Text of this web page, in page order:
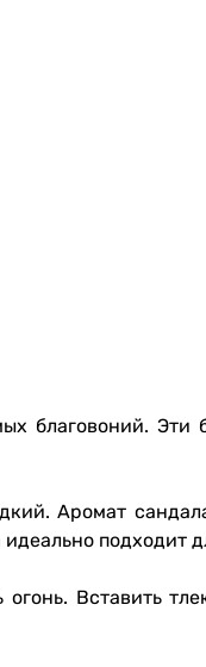
благовоний. Эти
Аромат
подходит
Вставить